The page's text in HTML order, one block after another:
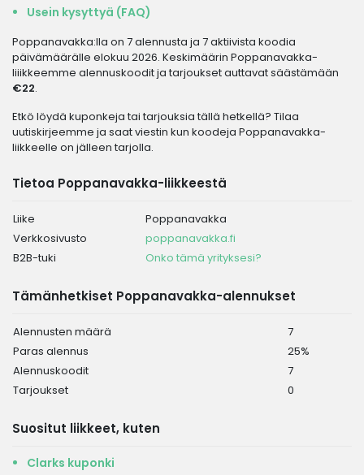
Usein kysyttyä (FAQ)
Poppanavakka:lla on 7 alennusta ja 7 aktiivista koodia
päivämäärälle elokuu 2026. Keskimäärin Poppanavakka-
liiikkeemme alennuskoodit ja tarjoukset auttavat säästämään
€22.
Etkö löydä kuponkeja tai tarjouksia tällä hetkellä? Tilaa
uutiskirjeemme ja saat viestin kun koodeja Poppanavakka-
liikkeelle on jälleen tarjolla.
Tietoa Poppanavakka-liikkeestä
Liike
Poppanavakka
Verkkosivusto
poppanavakka.fi
B2B-tuki
Onko tämä yrityksesi?
Tämänhetkiset Poppanavakka-alennukset
Alennusten määrä
7
Paras alennus
25%
Alennuskoodit
7
Tarjoukset
0
Suositut liikkeet, kuten
Clarks kuponki